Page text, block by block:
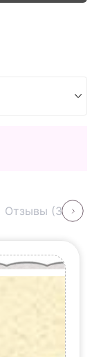
Отзывы (3)